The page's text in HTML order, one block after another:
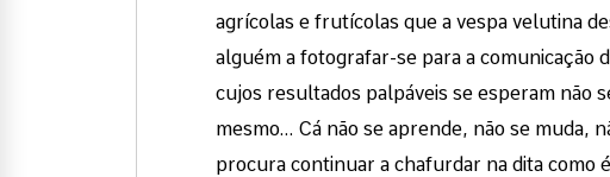
agrícolas e frutícolas que a vespa velutina
alguém a fotografar-se para a comunicação
cujos resultados palpáveis se esperam não
mesmo… Cá não se aprende, não se muda,
procura continuar a chafurdar na dita como